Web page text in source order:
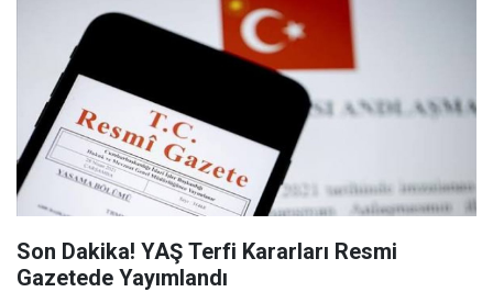
Son Dakika! YAŞ Terfi Kararları Resmi
Gazetede Yayımlandı